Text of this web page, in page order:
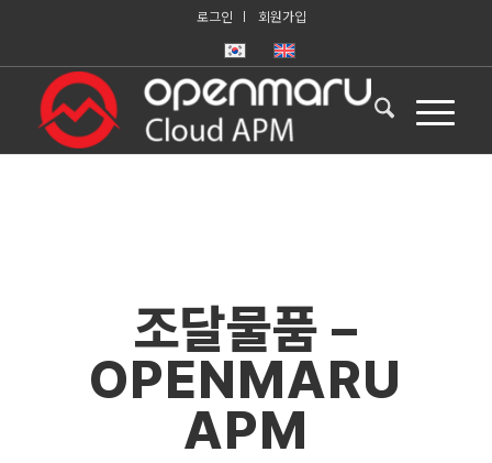
로그인 회원가입
조달물품 –
OPENMARU
APM